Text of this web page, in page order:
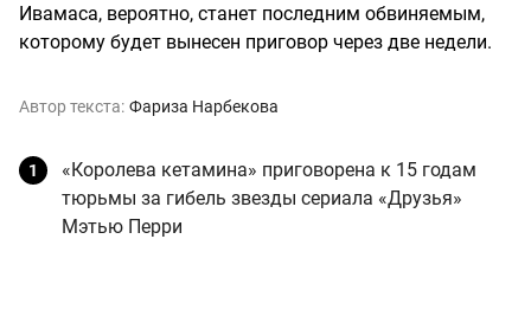
Ивамаса, вероятно, станет последним обвиняемым,
которому будет вынесен приговор через две недели.
Автор текста: Фариза Нарбекова
«Королева кетамина» приговорена к 15 годам
тюрьмы за гибель звезды сериала «Друзья»
Мэтью Перри